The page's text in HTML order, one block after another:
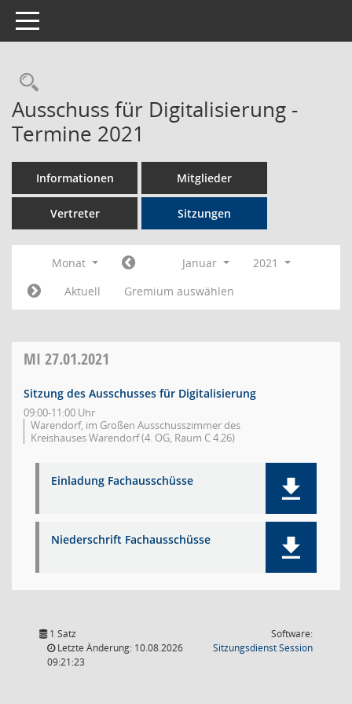
Toggle navigation
Rechercheauswahl
Ausschuss für Digitalisierung -
Termine 2021
Informationen Mitglieder
Vertreter Sitzungen
Monat Januar
2021
Aktuell
Gremium auswählen
MI 27.01.2021
Sitzung des Ausschusses für Digitalisierung
09:00-11:00 Uhr
Warendorf, im Großen Ausschusszimmer des
Kreishauses Warendorf (4. OG, Raum C 4.26)
Einladung Fachausschüsse
Niederschrift Fachausschüsse
1 Satz
Letzte Änderung: 10.08.2026
09:21:23
Software:
SitzungsdienstSession(Wird in